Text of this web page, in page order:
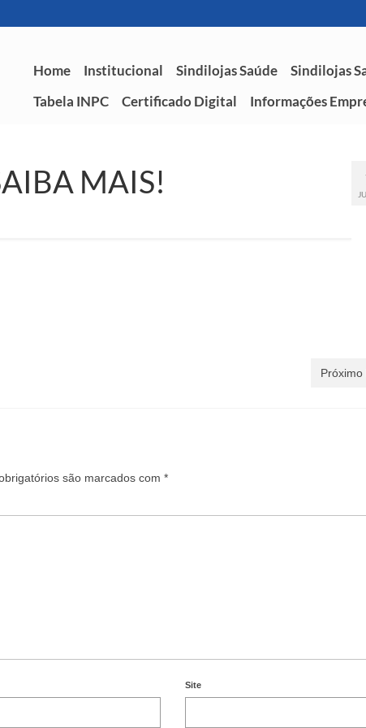
Home Institucional Sindilojas Saúde Sindilojas
Tabela INPC
Certificado Digital Informações
MAIS!
Próximo
são marcados com *
Site